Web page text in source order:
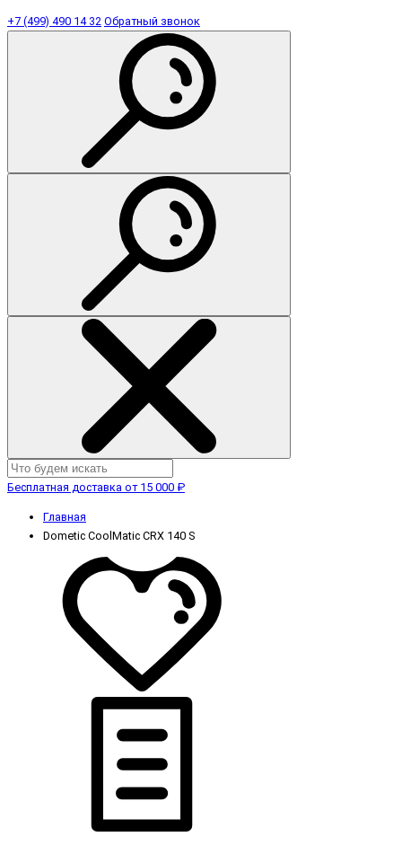
+7 (499) 490 14 32 Обратный звонок
Бесплатная доставка от 15 000 ₽
Главная
Dometic CoolMatic CRX 140 S